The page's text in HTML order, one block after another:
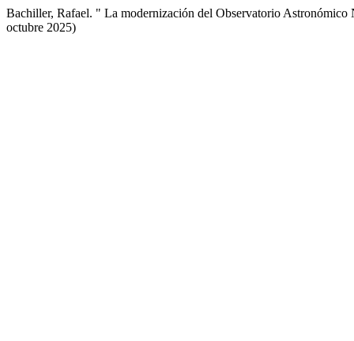
Bachiller, Rafael. " La modernización del Observatorio
octubre 2025)